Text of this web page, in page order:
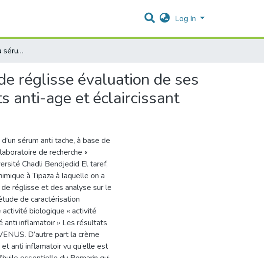
Log In
Etude de la qualité du sérum cosmétique à base de réglisse évaluation de ses caractéristiques physico-chimiques pour ses effets anti-age et éclaircissant
réglisse évaluation de ses
anti-age et éclaircissant
sérum anti tache, à base de
de recherche «
Chadli Bendjedid El taref,
à Tipaza à laquelle on a
réglisse et des analyse sur le
de caractérisation
activité biologique « activité
anti inflamatoir » Les résultats
D’autre part la crème
anti inflamatoir vu qu’elle est